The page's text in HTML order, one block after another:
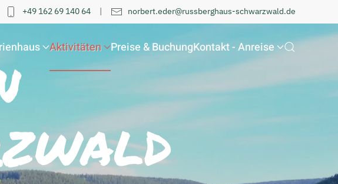
+49 162 69 140 64 | norbert.eder@russberghaus-schwarzwald.de
Aktivitäten Preise & BuchungKontakt - Anreise